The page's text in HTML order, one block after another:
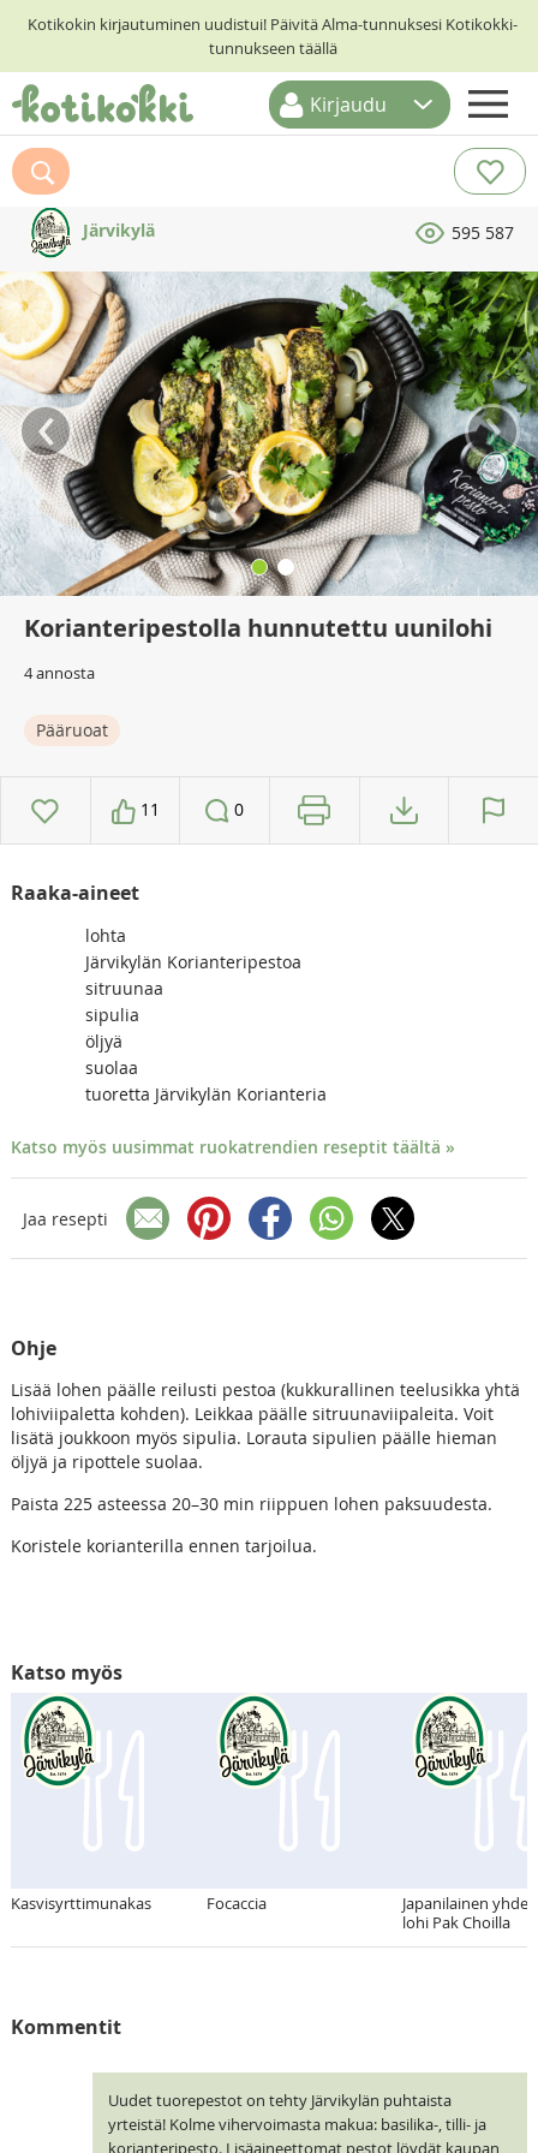
Kotikokin kirjautuminen uudistui! Päivitä Alma-tunnuksesi Kotikokki-
tunnukseen täällä
ETUSIVU
RESEPTIHAKU
RUOKATEEMAT
KESKUSTELUT
KOTIKOKIT
Kirjaudu
Järvikylä 595 587
‹ ›
Korianteripestolla hunnutettu uunilohi
4 annosta
Pääruoat
11 0
Raaka-aineet
lohta
Järvikylän Korianteripestoa
sitruunaa
sipulia
öljyä
suolaa
tuoretta Järvikylän Korianteria
Katso myös uusimmat ruokatrendien reseptit täältä »
Jaa resepti
Ohje
Lisää lohen päälle reilusti pestoa (kukkurallinen teelusikka yhtä
lohiviipaletta kohden). Leikkaa päälle sitruunaviipaleita. Voit
lisätä joukkoon myös sipulia. Lorauta sipulien päälle hieman
öljyä ja ripottele suolaa.
Paista 225 asteessa 20–30 min riippuen lohen paksuudesta.
Koristele korianterilla ennen tarjoilua.
Katso myös
Kasvisyrttimunakas Focaccia
Japanilainen
lohi Pak Choilla
Kommentit
Uudet tuorepestot on tehty Järvikylän puhtaista
yrteistä! Kolme vihervoimasta makua: basilika-, tilli- ja
korianteripesto. Lisäaineettomat pestot löydät kaupan